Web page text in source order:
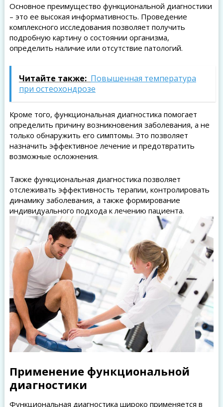
Основное преимущество функциональной диагностики
– это ее высокая информативность. Проведение
комплексного исследования позволяет получить
подробную картину о состоянии организма,
определить наличие или отсутствие патологий.
Читайте также: Повышенная температура
при остеохондрозе
Кроме того, функциональная диагностика помогает
определить причину возникновения заболевания, а не
только обнаружить его симптомы. Это позволяет
назначить эффективное лечение и предотвратить
возможные осложнения.
Также функциональная диагностика позволяет
отслеживать эффективность терапии, контролировать
динамику заболевания, а также формирование
индивидуального подхода к лечению пациента.
Применение функциональной
диагностики
Функциональная диагностика широко применяется в